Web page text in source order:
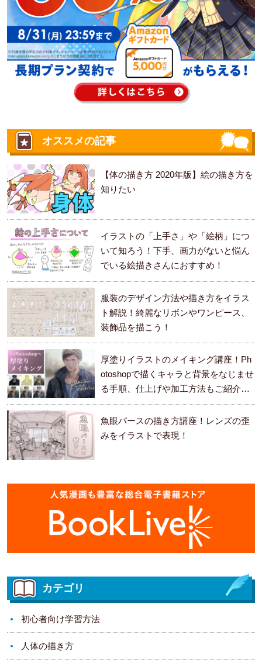
オススメの記事
【体の描き方 2020年版】絵の描き方を
知りたい
イラストの「上手さ」や「絵柄」につ
いて知ろう！下手、画力がないと悩ん
でいる絵描きさんにおすすめ！
服装のデザイン方法や描き方をイラス
ト解説！綺麗なリボンやワンピース、
装飾品を描こう！
厚塗りイラストのメイキング講座！Ph
otoshopで描くキャラと背景をなじませ
る手順、仕上げや加工方法もご紹介し
ます。
魚眼パースの描き方講座！レンズの歪
みをイラストで表現！
カテゴリ
初心者向け学習方法
人体の描き方